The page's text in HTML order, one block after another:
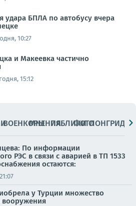
удара БПЛА по автобусу вчера
10:27
и Макеевка частично
15:12
ВОЕНКОРЫМНЕНИЯПАБЛИКИ
ФОТОЛОНГРИДЫ
По информации
РЭС в связи с аварией в ТП 1533
остаются:
21:07
у Турции множество
вооружения